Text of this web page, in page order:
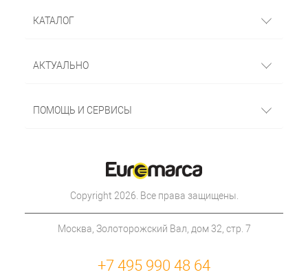
КАТАЛОГ
АКТУАЛЬНО
ПОМОЩЬ И СЕРВИСЫ
Copyright 2026. Все права защищены.
Москва, Золоторожский Вал, дом 32, стр. 7
+7 495 990 48 64